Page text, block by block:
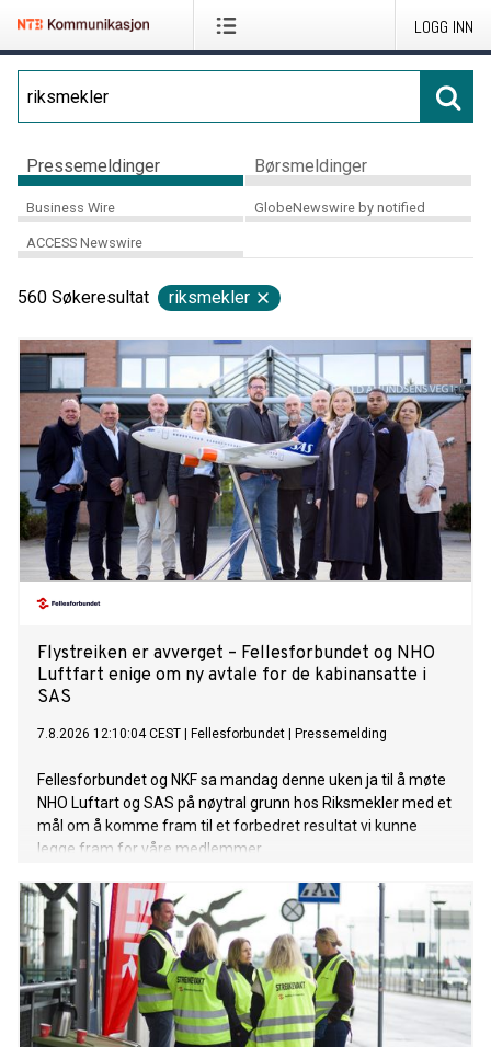
LOGG INN
Pressemeldinger Børsmeldinger
Business Wire GlobeNewswire by notified
ACCESS Newswire
560 Søkeresultat riksmekler
Flystreiken er avverget – Fellesforbundet og NHO
Luftfart enige om ny avtale for de kabinansatte i
SAS
7.8.2026 12:10:04 CEST Fellesforbundet Pressemelding
Fellesforbundet og NKF sa mandag denne uken ja til å møte
NHO Luftart og SAS på nøytral grunn hos Riksmekler med et
mål om å komme fram til et forbedret resultat vi kunne
legge fram for våre medlemmer.